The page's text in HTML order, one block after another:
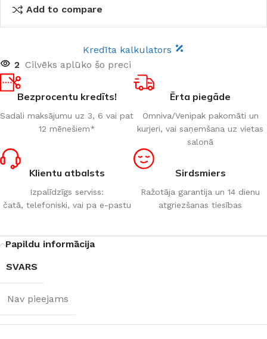
Add to compare
Kredīta kalkulators
2 Cilvēks aplūko šo preci
Bezprocentu kredīts!
Sadali maksājumu uz 3, 6 vai pat
12 mēnešiem*
Ērta piegāde
Omniva/Venipak pakomāti un
kurjeri, vai saņemšana uz vietas
salonā
Klientu atbalsts
Izpalīdzīgs serviss:
čatā, telefoniski, vai pa e-pastu
Sirdsmiers
Ražotāja garantija un 14 dienu
atgriezšanas tiesības
Papildu informācija
SVARS
Nav pieejams